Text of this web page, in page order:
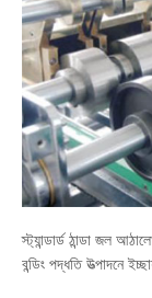
স্ট্যান্ডার্ড ঠান্ডা জল
বন্ডিং পদ্ধতি উত্পাদনে